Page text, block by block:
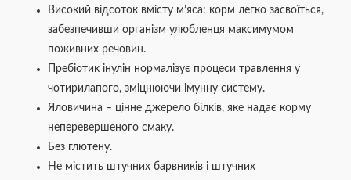
Високий відсоток вмісту м’яса: корм легко засвоїться,
забезпечивши організм улюбленця максимумом
поживних речовин.
Пребіотик інулін нормалізує процеси травлення у
чотирилапого, зміцнюючи імунну систему.
Яловичина – цінне джерело білків, яке надає корму
неперевершеного смаку.
Без глютену.
Не містить штучних барвників і штучних